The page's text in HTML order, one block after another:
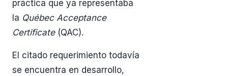
práctica que ya representaba
la Québec Acceptance
Certificate(QAC).
El citado requerimiento todavía
se encuentra en desarrollo,